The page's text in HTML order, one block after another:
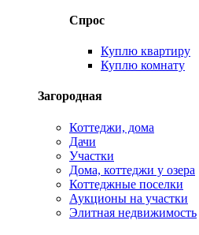
Спрос
Куплю квартиру
Куплю комнату
Загородная
Коттеджи, дома
Дачи
Участки
Дома, коттеджи у озера
Коттеджные поселки
Аукционы на участки
Элитная недвижимость